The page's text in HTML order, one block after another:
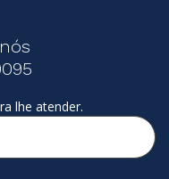
lhe atender.